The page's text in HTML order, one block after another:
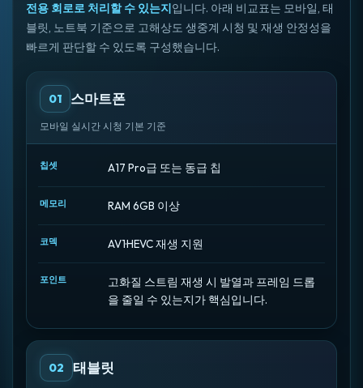
전용 회로로 처리할 수 있는지 입니다. 아래 비교표는 모바일, 태
블릿, 노트북 기준으로 고해상도 생중계 시청 및 재생 안정성을
빠르게 판단할 수 있도록 구성했습니다.
01 스마트폰
모바일 실시간 시청 기본 기준
칩셋 A17 Pro급 또는 동급 칩
메모리 RAM 6GB 이상
코덱 AV1·HEVC 재생 지원
포인트
고화질 스트림 재생 시 발열과 프레임 드롭
을 줄일 수 있는지가 핵심입니다.
02 태블릿